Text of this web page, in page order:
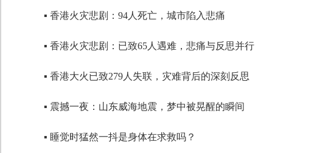
▪ 香港火灾悲剧：94人死亡，城市陷入悲痛
▪ 香港火灾悲剧：已致65人遇难，悲痛与反思并行
▪ 香港大火已致279人失联，灾难背后的深刻反思
▪ 震撼一夜：山东威海地震，梦中被晃醒的瞬间
▪ 睡觉时猛然一抖是身体在求救吗？